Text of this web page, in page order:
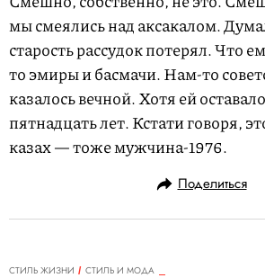
мы смеялись над аксакалом.
старость рассудок потерял. Что
то эмиры и басмачи. Нам-то
казалось вечной. Хотя ей
пятнадцать лет. Кстати говоря,
казах — тоже мужчина-1976.
Поделиться
СТИЛЬ ЖИЗНИ
СТИЛЬ И МОДА